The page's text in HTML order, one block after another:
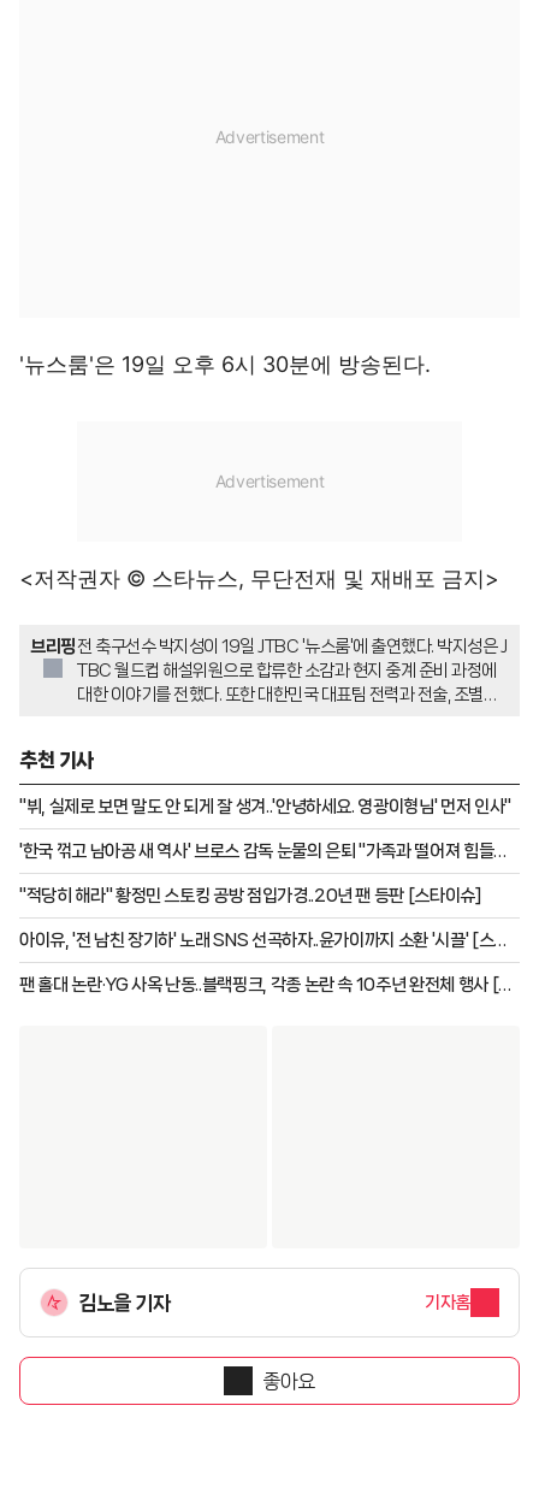
'뉴스룸'은 19일 오후 6시 30분에 방송된다.
<저작권자 © 스타뉴스, 무단전재 및 재배포 금지>
브리핑전 축구선수 박지성이 19일 JTBC '뉴스룸'에 출연했다. 박지성은 J
TBC 월드컵 해설위원으로 합류한 소감과 현지 중계 준비 과정에
대한 이야기를 전했다. 또한 대한민국 대표팀 전력과 전술, 조별리
추천 기사
"뷔, 실제로 보면 말도 안 되게 잘 생겨..'안녕하세요. 영광이형님' 먼저 인사"
'한국 꺾고 남아공 새 역사' 브로스 감독 눈물의 은퇴 "가족과 떨어져 힘들었
다"
"적당히 해라" 황정민 스토킹 공방 점입가경..20년 팬 등판 [스타이슈]
아이유, '전 남친 장기하' 노래 SNS 선곡하자..윤가이까지 소환 '시끌' [스타
이슈]
팬 홀대 논란·YG 사옥 난동..블랙핑크, 각종 논란 속 10주년 완전체 행사 [종
김노을 기자 기자홈
좋아요